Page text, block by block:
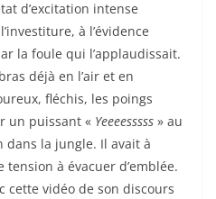
d’excitation intense
à l’évidence
la foule qui l’applaudissait.
déjà en l’air et en
fléchis, les poings
un puissant « Yeeeesssss » au
dans la jungle. Il avait à
tension à évacuer d’emblée.
cette vidéo de son discours